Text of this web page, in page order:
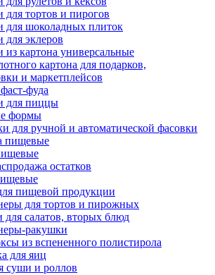
для тортов и пирогов
для шоколадных плиток
для эклеров
из картона универсальные
картона для подарков,
и маркетплейсов
фуда
для пиццы
формы
для ручной и автоматической фасовки
пищевые
остатков
пищевой продукции
для тортов и пирожных
для салатов, вторых блюд
ракушки
из вспененного полистирола
для яиц
суши и роллов